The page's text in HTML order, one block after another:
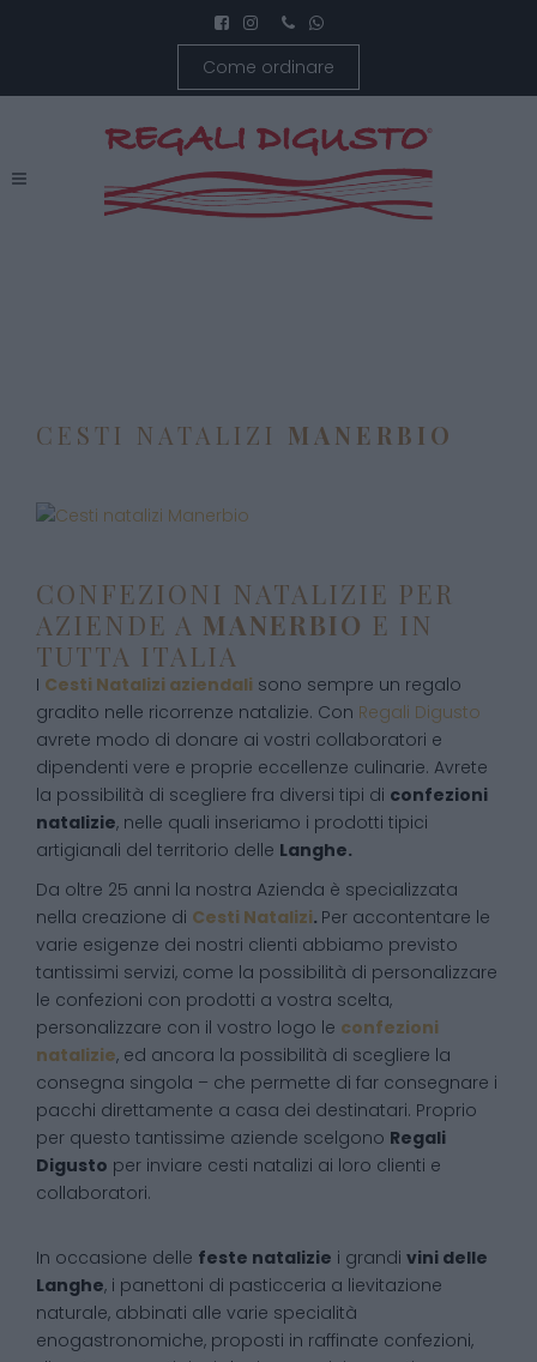
Come ordinare
CESTI NATALIZI MANERBIO
CONFEZIONI NATALIZIE PER
AZIENDE A MANERBIO E IN
TUTTA ITALIA
I Cesti Natalizi aziendali sono sempre un regalo
gradito nelle ricorrenze natalizie. Con Regali Digusto
avrete modo di donare ai vostri collaboratori e
dipendenti vere e proprie eccellenze culinarie. Avrete
la possibilità di scegliere fra diversi tipi di confezioni
natalizie, nelle quali inseriamo i prodotti tipici
artigianali del territorio delle Langhe.
Da oltre 25 anni la nostra Azienda è specializzata
nella creazione di Cesti Natalizi. Per accontentare le
varie esigenze dei nostri clienti abbiamo previsto
tantissimi servizi, come la possibilità di personalizzare
le confezioni con prodotti a vostra scelta,
personalizzare con il vostro logo le confezioni
natalizie, ed ancora la possibilità di scegliere la
consegna singola – che permette di far consegnare i
pacchi direttamente a casa dei destinatari. Proprio
per questo tantissime aziende scelgono Regali
Digusto per inviare cesti natalizi ai loro clienti e
collaboratori.
In occasione delle feste natalizie i grandi vini delle
Langhe, i panettoni di pasticceria a lievitazione
naturale, abbinati alle varie specialità
enogastronomiche, proposti in raffinate confezioni,